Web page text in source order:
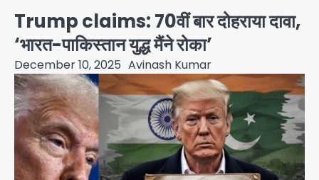
Trump claims: 70वीं बार दोहराया दावा,
‘भारत-पाकिस्तान युद्ध मैंने रोका’
December 10, 2025 Avinash Kumar